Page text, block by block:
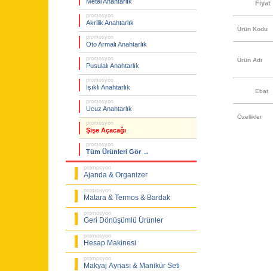
promosyon
Akrilik Anahtarlık
promosyon
Oto Armalı Anahtarlık
promosyon
Pusulalı Anahtarlık
promosyon
Işıklı Anahtarlık
promosyon
Ucuz Anahtarlık
promosyon
Şişe Açacağı
promosyon
Tüm Ürünleri Gör →
promosyon
Ajanda & Organizer
promosyon
Matara & Termos & Bardak
promosyon
Geri Dönüşümlü Ürünler
promosyon
Hesap Makinesi
promosyon
Makyaj Aynası & Manikür Seti
Fiyat
Ürün Kodu
Ürün Adı
Ebat
Özellikler